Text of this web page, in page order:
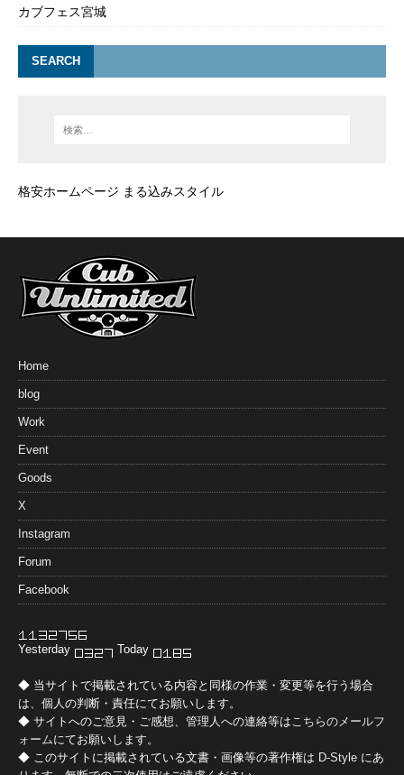
カブフェス宮城
SEARCH
格安ホームページ まる込みスタイル
Home
blog
Work
Event
Goods
X
Instagram
Forum
Facebook
Yesterday Today
◆ 当サイトで掲載されている内容と同様の作業・変更等を行う場合
は、個人の判断・責任にてお願いします。
◆ サイトへのご意見・ご感想、管理人への連絡等はこちらのメールフ
ォームにてお願いします。
◆ このサイトに掲載されている文書・画像等の著作権は D-Style にあ